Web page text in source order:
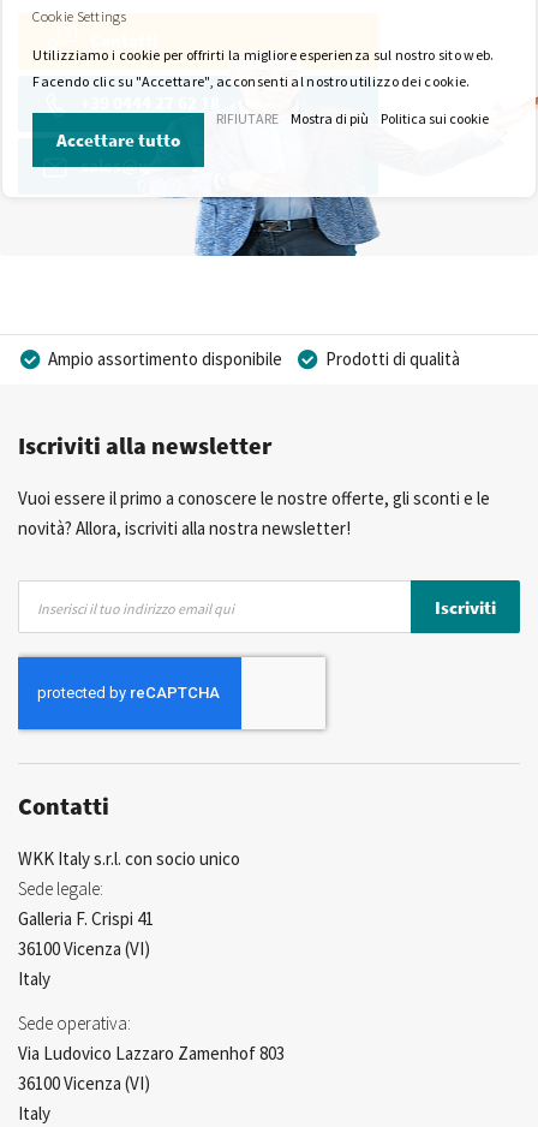
sales@wkk-europe.it
Ampio assortimento disponibile
Prodotti di qualità
Consulenza Personalizzata
Iscriviti alla newsletter
Vuoi essere il primo a conoscere le nostre offerte, gli sconti e le
novità? Allora, iscriviti alla nostra newsletter!
nostra
Newsletter:
Iscriviti
Contatti
WKK Italy s.r.l. con socio unico
Sede legale:
Galleria F. Crispi 41
36100 Vicenza (VI)
Italy
Sede operativa:
Via Ludovico Lazzaro Zamenhof 803
36100 Vicenza (VI)
Italy
Cookie Settings
Utilizziamo i cookie per offrirti la migliore esperienza sul nostro sito web.
Facendo clic su "Accettare", acconsenti al nostro utilizzo dei cookie.
Accettare tutto
RIFIUTARE Mostra di più Politica sui cookie